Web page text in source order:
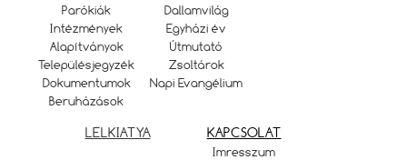
Parókiák
Intézmények
Alapítványok
Településjegyzék
Dokumentumok
Beruházások
Dallamvilág
Egyházi év
Útmutató
Zsoltárok
Napi Evangélium
LELKIATYA KAPCSOLAT
Imresszum